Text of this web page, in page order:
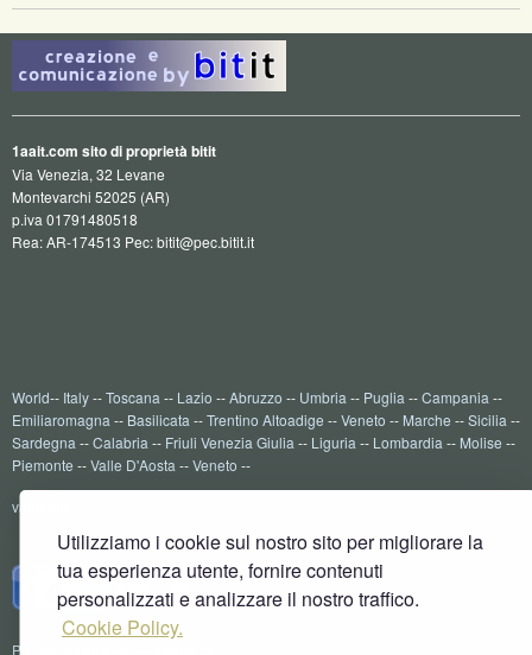
Utilizziamo i cookie sul nostro sito per migliorare la
tua esperienza utente, fornire contenuti
personalizzati e analizzare il nostro traffico.
Cookie Policy.
1aait.com sito di proprietà bitit
Via Venezia, 32 Levane
Montevarchi 52025 (AR)
p.iva 01791480518
Rea: AR-174513 Pec: bitit@pec.bitit.it
World-- Italy--Toscana -- Lazio --Abruzzo -- Umbria -- Puglia --Campania --
Emiliaromagna -- Basilicata --Trentino Altoadige --Veneto -- Marche --Sicilia --
Sardegna --Calabria -- Friuli Venezia Giulia -- Liguria -- Lombardia -- Molise --
Piemonte --Valle D'Aosta --Veneto --
valdarno
Privacy & Cookies